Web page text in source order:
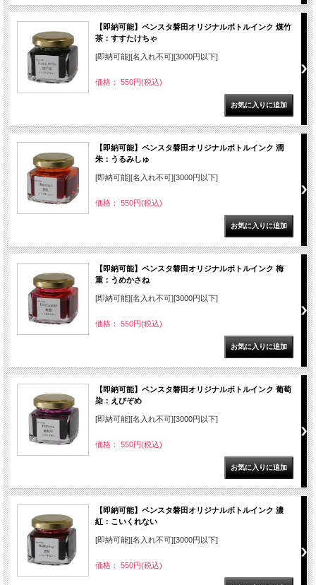
【即納可能】ペンスタ磐田オリジナルボトルインク 煤竹
茶：すすたけちゃ
[即納可能][名入れ不可][3000円以下]
価格： 550円(税込)
【即納可能】ペンスタ磐田オリジナルボトルインク 潤
朱：うるみしゅ
[即納可能][名入れ不可][3000円以下]
価格： 550円(税込)
【即納可能】ペンスタ磐田オリジナルボトルインク 梅
重：うめかさね
[即納可能][名入れ不可][3000円以下]
価格： 550円(税込)
【即納可能】ペンスタ磐田オリジナルボトルインク 葡萄
染：えびぞめ
[即納可能][名入れ不可][3000円以下]
価格： 550円(税込)
【即納可能】ペンスタ磐田オリジナルボトルインク 濃
紅：こいくれない
[即納可能][名入れ不可][3000円以下]
価格： 550円(税込)